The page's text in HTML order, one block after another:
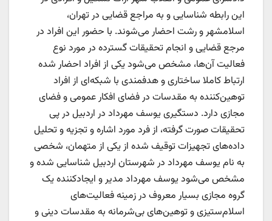
این رابطه شناسایی و به مراجع قضایی در تهران،
اسلامشهر و رشت احضار می‌شوند. با حضور این افراد در
مرجع قضایی و انجام تحقیقات گسترده در مورد نوع
فعالیت آن‌ها، مشخص می‌شود یکی از افراد احضار شده
ارتباط کاملا ساختاری و هدفمندی با شبکه‌ای از افراد
توهین‌کننده به مقدسات در فضای افکار عمومی و فضای
مجازی دارد. دستگیری یوسف مهرداد در اردبیل در پی
تحقیقات صورت گرفته، از فرد مورد اشاره و تجزیه و تحلیل
داده‌های تجهیزات توقیف شده از یکی از متهمان، شخصی
به نام یوسف مهرداد در شهرستان اردبیل شناسایی شده و
مشخص می‌شود یوسف مهرداد مدیر و ایجادکننده یک
گروه مجازی بسیار معروف در زمینه فعالیت‌های
اسلام‌ستیزی و توهین‌های بی‌شرمانه به مقدسات دینی و